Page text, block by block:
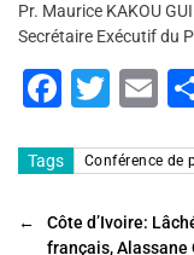
Pr. Maurice KAKOU
Secrétaire Exécutif du
F
c
e
b
T
tt
er
E
ai
l
Tags Conférence de
←
Côte d’Ivoire:
français, Alassane